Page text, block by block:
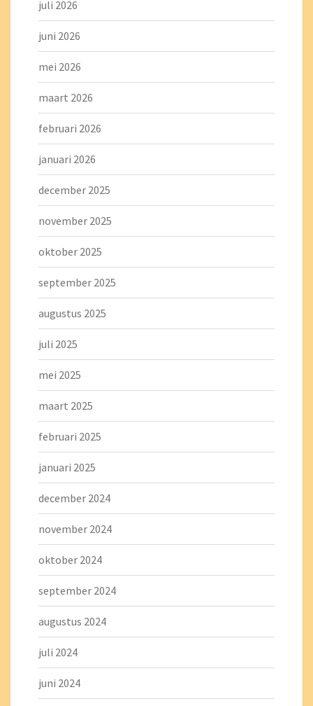
juli 2026
juni 2026
mei 2026
maart 2026
februari 2026
januari 2026
december 2025
november 2025
oktober 2025
september 2025
augustus 2025
juli 2025
mei 2025
maart 2025
februari 2025
januari 2025
december 2024
november 2024
oktober 2024
september 2024
augustus 2024
juli 2024
juni 2024